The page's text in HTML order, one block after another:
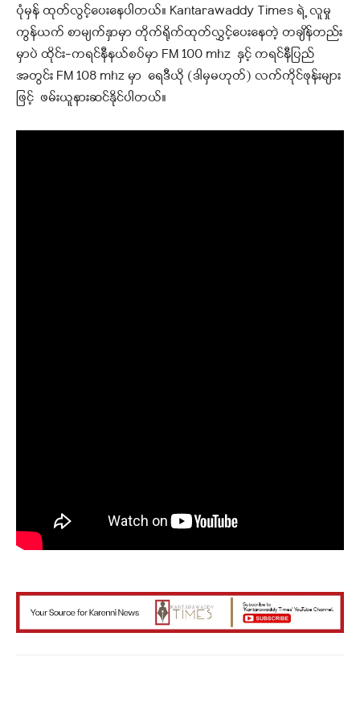
ပုံမှန် ထုတ်လွင့်ပေးနေပါတယ်။ Kantarawaddy Times ရဲ့ လူမှု
ကွန်ယက် စာမျက်နှာမှာ တိုက်ရိုက်ထုတ်လွှင့်ပေးနေတဲ့ တချိန်တည်း
မှာပဲ ထိုင်း-ကရင်နီနယ်စပ်မှာ FM 100 mhz နှင့် ကရင်နီပြည်
အတွင်း FM 108 mhz မှာ ရေဒီယို (ဒါမှမဟုတ်) လက်ကိုင်ဖုန်းများ
ဖြင့် ဖမ်းယူနားဆင်နိုင်ပါတယ်။